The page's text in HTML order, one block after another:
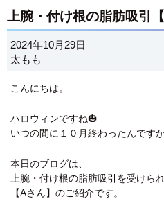
上腕・付け根の脂肪吸引
2024年10月29日
太もも
こんにちは。
ハロウィンですね🎃
いつの間に１０月終わったんです
本日のブログは、
上腕・付け根の脂肪吸引を受けら
【Aさん】のご紹介です。